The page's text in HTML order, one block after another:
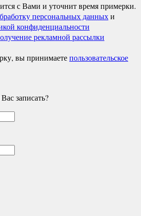
с Вами и уточнит время примерки.
персональных данныхи
конфиденциальности
рекламной рассылки
вы принимаетепользовательское
записать?